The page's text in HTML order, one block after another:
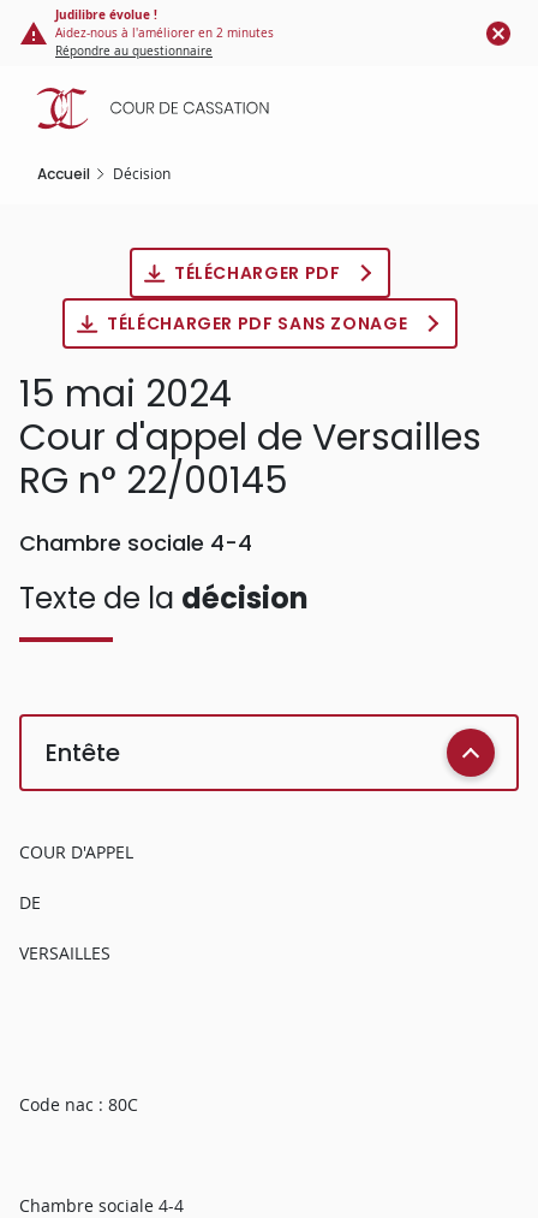
Panneau de gestion des cookies
contenu
principal
Judilibre évolue !
Aidez-nous à l'améliorer en 2 minutes
Répondre au questionnaire
Accueil Décision
TÉLÉCHARGER PDF
TÉLÉCHARGER PDF SANS ZONAGE
15 mai 2024
Cour d'appel de Versailles
RG n° 22/00145
Chambre sociale 4-4
Texte de la décision
Entête
COUR D'APPEL
DE
VERSAILLES
Code nac : 80C
Chambre sociale 4-4